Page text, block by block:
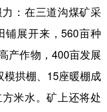
：在三道沟煤矿采
铺展开来，560亩种
产作物，400亩发展
模拱棚、15座暖棚成
米水。矿上还将处